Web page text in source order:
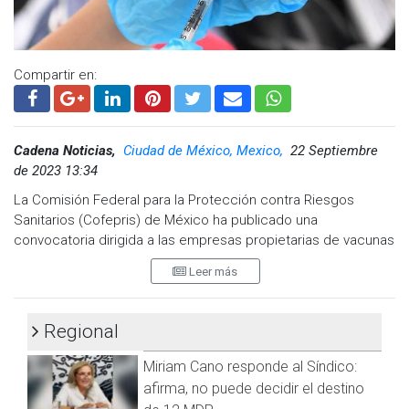
www.cadenanoticias.com
| Twitter:@cadena_noticias|
Facebook:
@cadenanoticiasmx| Instagram:
https://t.me/GrupoCadenaResumen
Compartir en:
Cadena Noticias, Ciudad de México, Mexico, 22 Septiembre
de 2023 13:34
La Comisión Federal para la Protección contra Riesgos
Sanitarios (Cofepris) de México ha publicado una
convocatoria dirigida a las empresas propietarias de vacunas
contra el COVID-19. Esta convocatoria tiene como objetivo
que estas empresas obtengan el registro sanitario necesario
para comercializar sus vacunas en México.
La Cofepris destaca la importancia de comprobar la calidad,
seguridad y eficacia de estos productos antes de otorgar el
registro sanitario. Para garantizar la evaluación adecuada de
estos productos farmacéuticos, se contará con la
Leer más
Regional
Miriam Cano responde al Síndico:
afirma, no puede decidir el destino